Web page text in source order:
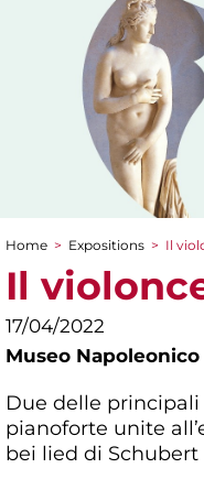
You are here
Home > Expositions > Il
Il
17/04/2022
Museo Napoleonico
Due delle
pianoforte unite
bei lied di